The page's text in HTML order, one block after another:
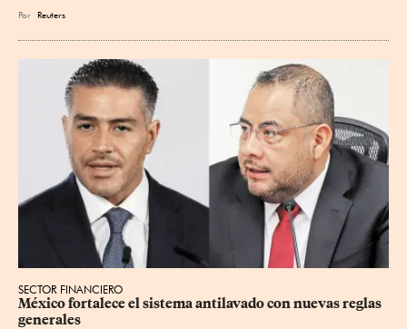
Por Reuters
SECTOR FINANCIERO
México fortalece el sistema antilavado con nuevas reglas
generales